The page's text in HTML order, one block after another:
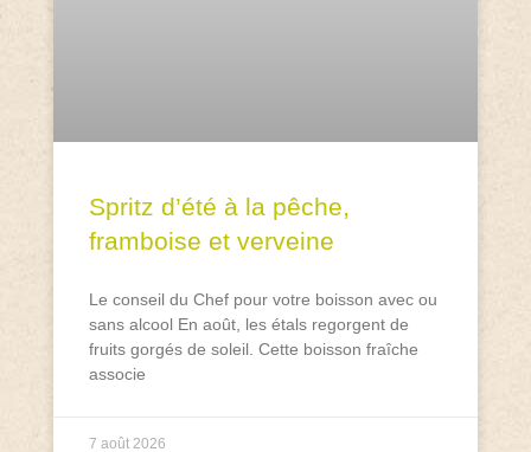
Spritz d’été à la pêche,
framboise et verveine
Le conseil du Chef pour votre boisson avec ou
sans alcool En août, les étals regorgent de
fruits gorgés de soleil. Cette boisson fraîche
associe
7 août 2026